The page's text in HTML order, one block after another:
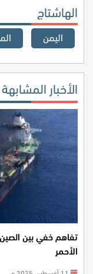
الهاشتاج
اليمن
الأخبار المشابهة
تفاهم خفي بين
الأحمر